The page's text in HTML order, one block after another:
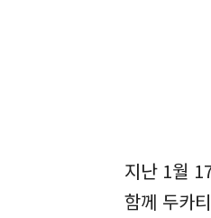
지난 1월
함께 두카